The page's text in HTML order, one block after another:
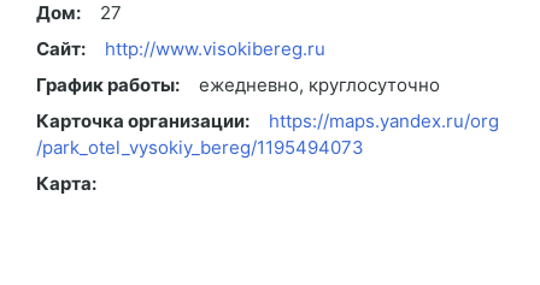
Дом:
27
Сайт:
http://www.visokibereg.ru
График работы:
ежедневно, круглосуточно
Карточка организации:
https://maps.yandex.ru/org
/park_otel_vysokiy_bereg/1195494073
Карта: